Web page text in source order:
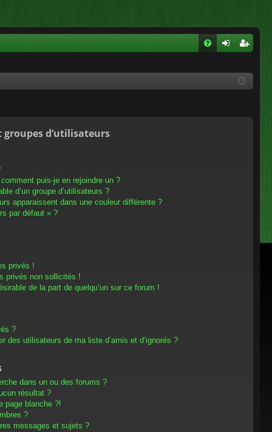
cri
d’utilisateurs
puis-je en rejoindre un ?
d’un groupe d’utilisateurs ?
apparaissent dans une couleur différente ?
par défaut » ?
privés !
privés non sollicités !
de la part de quelqu’un sur ce forum !
?
des utilisateurs de ma liste d’amis et d’ignorés ?
dans un ou des forums ?
résultat ?
page blanche ?!
?
messages et sujets ?